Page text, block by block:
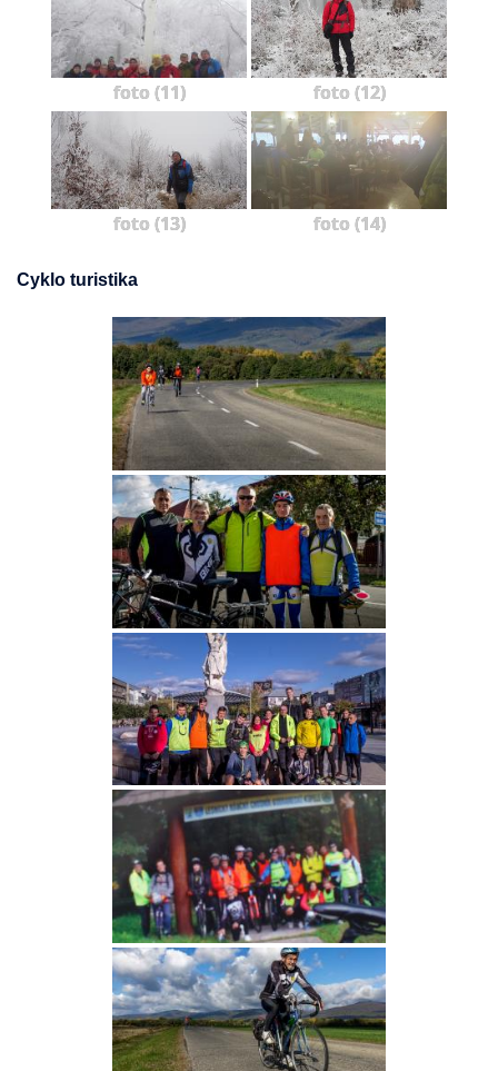
foto (11) foto (12)
foto (13) foto (14)
Cyklo turistika